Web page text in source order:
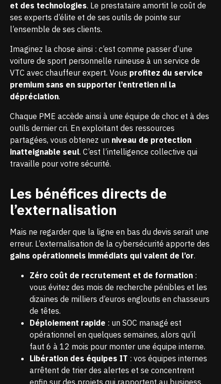
et des technologies. Le prestataire amortit le coût de
ses experts d’élite et de ses outils de pointe sur
l’ensemble de ses clients.
Imaginez la chose ainsi : c’est comme passer d’une
voiture de sport personnelle ruineuse à un service de
VTC avec chauffeur expert. Vous profitez du service
premium sans en supporter l’entretien ni la
dépréciation.
Chaque PME accède ainsi à une équipe de choc et à des
outils dernier cri. En exploitant des ressources
partagées, vous obtenez un niveau de protection
inatteignable seul. C’est l’intelligence collective qui
travaille pour votre sécurité.
Les bénéfices directs de
l’externalisation
Mais ne regarder que la ligne en bas du devis serait une
erreur. L’externalisation de la cybersécurité apporte des
gains opérationnels immédiats qui valent de l’or.
Zéro coût de recrutement et de formation :
vous évitez des mois de recherche pénibles et les
dizaines de milliers d’euros engloutis en chasseurs
de têtes.
Déploiement rapide : un SOC managé est
opérationnel en quelques semaines, alors qu’il
faut 6 à 12 mois pour monter une équipe interne.
Libération des équipes IT : vos équipes internes
arrêtent de trier des alertes et se concentrent